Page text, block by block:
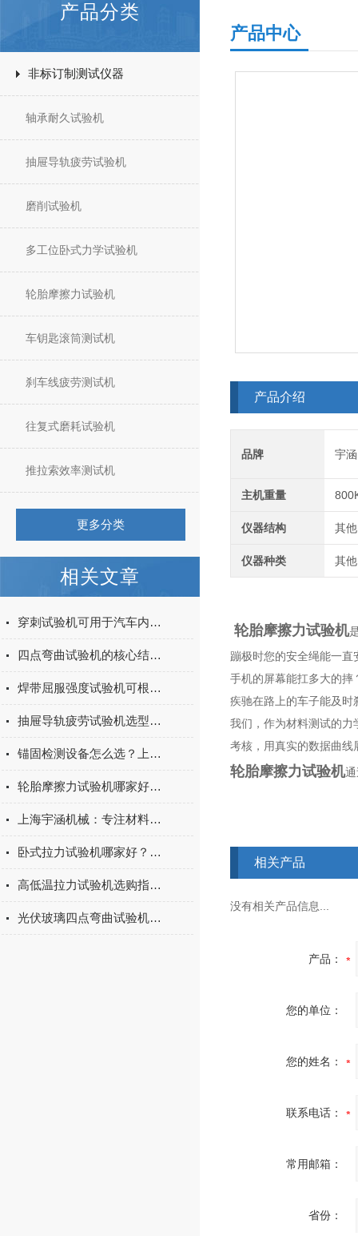
产品分类
非标订制测试仪器
轴承耐久试验机
抽屉导轨疲劳试验机
磨削试验机
多工位卧式力学试验机
轮胎摩擦力试验机
车钥匙滚筒测试机
刹车线疲劳测试机
往复式磨耗试验机
推拉索效率测试机
更多分类
相关文章
穿刺试验机可用于汽车内饰表皮、防撞缓冲材料得性能测试
四点弯曲试验机的核心结构与工作原理特点
焊带屈服强度试验机可根据不同标准和试验需求调整试验条件
抽屉导轨疲劳试验机选型指南：如何量化评估家具五金的耐用性
锚固检测设备怎么选？上海宇涵膨胀螺丝拉拔试验机品牌评测
轮胎摩擦力试验机哪家好？上海宇涵试验机综合评测
上海宇涵机械：专注材料力学检测，电池片拉力试验机助力光伏品质管控
卧式拉力试验机哪家好？2026年国产实力厂家实测推荐
高低温拉力试验机选购指南：聚焦上海宇涵的技术实力与可靠方案
光伏玻璃四点弯曲试验机的重要性
产品中心
产品介绍
品牌 宇涵
主机重量
仪器结构 其他
仪器种类 其他
轮胎摩擦力试验机
蹦极时您的安全绳能一直
手机的屏幕能扛多大的摔
疾驰在路上的车子能及时
我们，作为材料测试的
考核，用真实的数据曲
轮胎摩擦力试验机
相关产品
没有相关产品信息...
产品：
您的单位：
您的姓名：
联系电话：
常用邮箱：
省份：